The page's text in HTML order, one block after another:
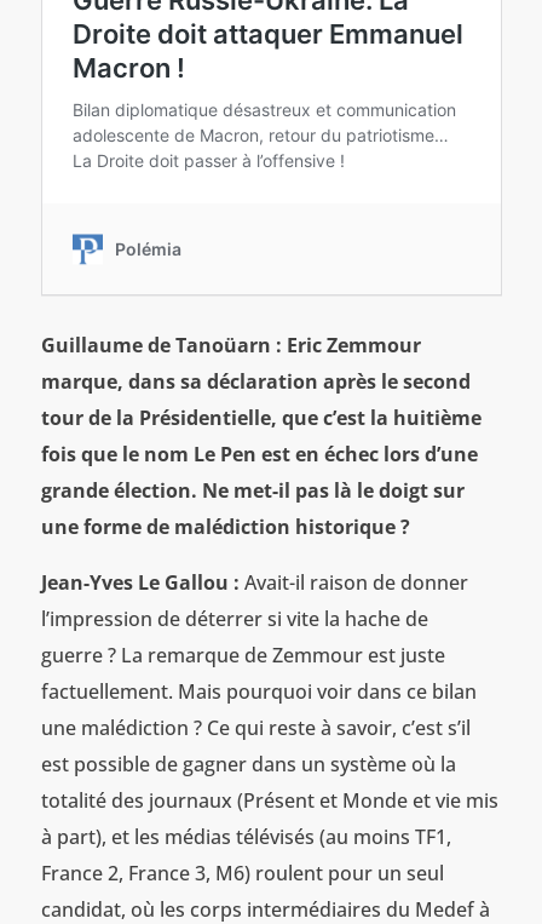
Guillaume de Tanoüarn : Eric Zemmour
marque, dans sa déclaration après le second
tour de la Présidentielle, que c’est la huitième
fois que le nom Le Pen est en échec lors d’une
grande élection. Ne met-il pas là le doigt sur
une forme de malédiction historique ?
Jean-Yves Le Gallou : Avait-il raison de donner
l’impression de déterrer si vite la hache de
guerre ? La remarque de Zemmour est juste
factuellement. Mais pourquoi voir dans ce bilan
une malédiction ? Ce qui reste à savoir, c’est s’il
est possible de gagner dans un système où la
totalité des journaux (Présent et Monde et vie mis
à part), et les médias télévisés (au moins TF1,
France 2, France 3, M6) roulent pour un seul
candidat, où les corps intermédiaires du Medef à